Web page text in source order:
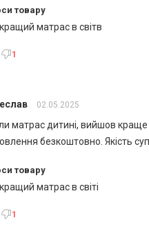
товару
матрас в світв
1
02.05.2025
матрас дитині, вийшов
безкоштовно. Якість
товару
матрас в світі
1